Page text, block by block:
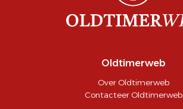
Oldtimerweb
Over Oldtimerweb
Contacteer Oldtimerweb